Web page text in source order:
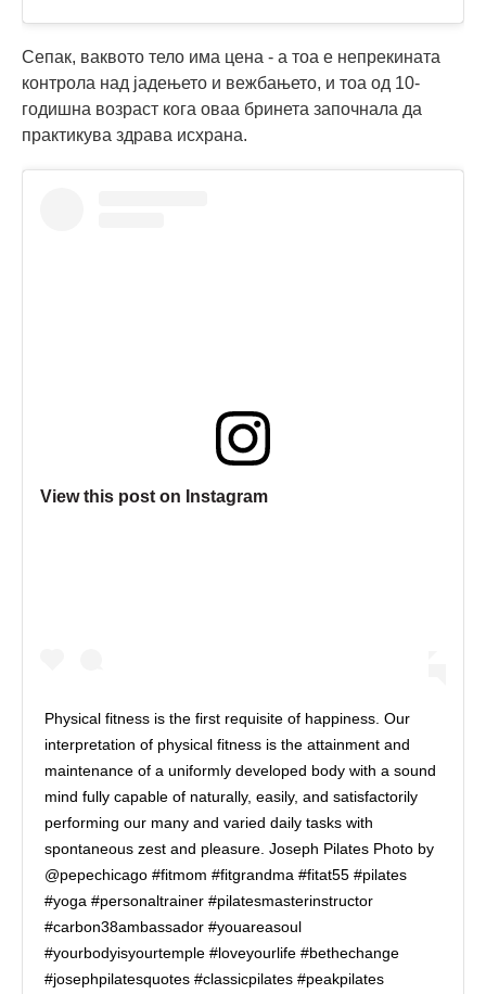
Сепак, ваквото тело има цена - а тоа е непрекината
контрола над јадењето и вежбањето, и тоа од 10-
годишна возраст кога оваа бринета започнала да
практикува здрава исхрана.
View this post on Instagram
Physical fitness is the first requisite of happiness. Our
interpretation of physical fitness is the attainment and
maintenance of a uniformly developed body with a sound
mind fully capable of naturally, easily, and satisfactorily
performing our many and varied daily tasks with
spontaneous zest and pleasure. Joseph Pilates Photo by
@pepechicago #fitmom #fitgrandma #fitat55 #pilates
#yoga #personaltrainer #pilatesmasterinstructor
#carbon38ambassador #youareasoul
#yourbodyisyourtemple #loveyourlife #bethechange
#josephpilatesquotes #classicpilates #peakpilates